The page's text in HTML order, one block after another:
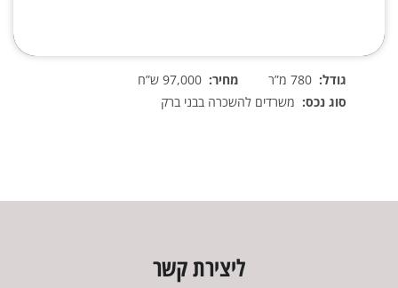
גודל: מחיר:
סוג נכס: משרדים להשכרה בבני ברק
ליצירת קשר